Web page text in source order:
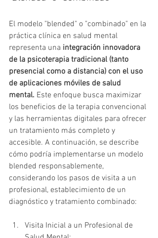
El modelo "blended" o "combinado" en la
práctica clínica en salud mental
representa una integración innovadora
de la psicoterapia tradicional (tanto
presencial como a distancia) con el uso
de aplicaciones móviles de salud
mental. Este enfoque busca maximizar
los beneficios de la terapia convencional
y las herramientas digitales para ofrecer
un tratamiento más completo y
accesible. A continuación, se describe
cómo podría implementarse un modelo
blended responsablemente,
considerando los pasos de visita a un
profesional, establecimiento de un
diagnóstico y tratamiento combinado:
Visita Inicial a un Profesional de